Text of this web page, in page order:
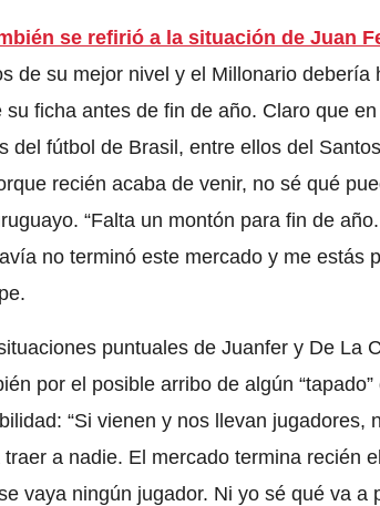
se refirió a la situación de Juan
de su mejor nivel y el Millonario debería
su ficha antes de fin de año. Claro que
del fútbol de Brasil, entre ellos del
recién acaba de venir, no sé qué
“Falta un montón para fin de
no terminó este mercado y me estás
puntuales de Juanfer y De La
por el posible arribo de algún
“Si vienen y nos llevan jugadores,
a nadie. El mercado termina recién
vaya ningún jugador. Ni yo sé qué va a